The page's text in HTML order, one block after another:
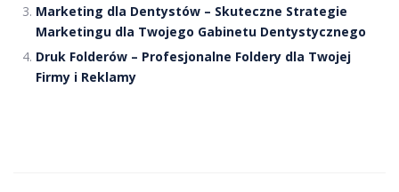
Marketing dla Dentystów – Skuteczne Strategie
Marketingu dla Twojego Gabinetu Dentystycznego
Druk Folderów – Profesjonalne Foldery dla Twojej
Firmy i Reklamy